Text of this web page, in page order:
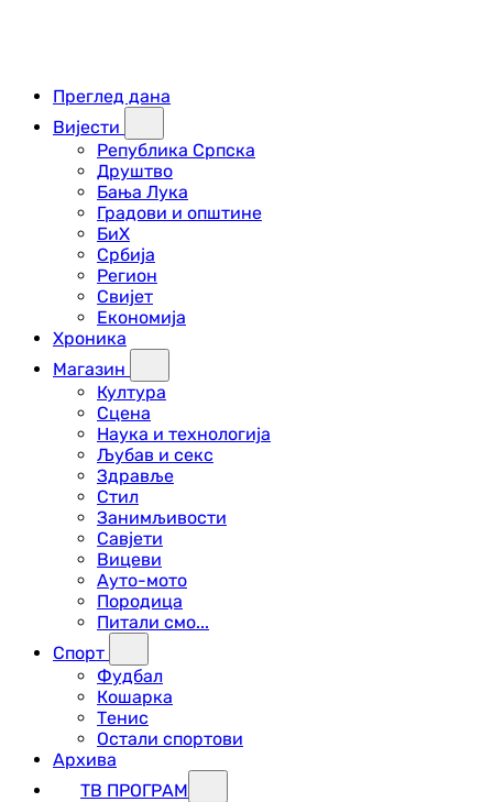
Преглед дана
Вијести
Република Српска
Друштво
Бања Лука
Градови и општине
БиХ
Србија
Регион
Свијет
Економија
Хроника
Магазин
Култура
Сцена
Наука и технологија
Љубав и секс
Здравље
Стил
Занимљивости
Савјети
Вицеви
Ауто-мото
Породица
Питали смо...
Спорт
Фудбал
Кошарка
Тенис
Остали спортови
Архива
ТВ ПРОГРАМ